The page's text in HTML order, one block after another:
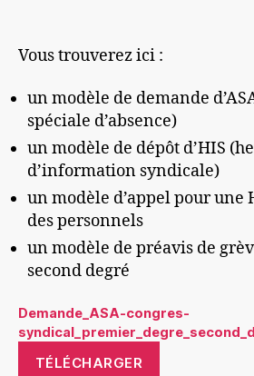
Vous trouverez ici :
un modèle de demande
spéciale d’absence)
un modèle de dépôt d’HIS
d’information syndicale)
un modèle d’appel pour une
des personnels
un modèle de préavis de
second degré
Demande_ASA-congres-
TÉLÉCHARGER